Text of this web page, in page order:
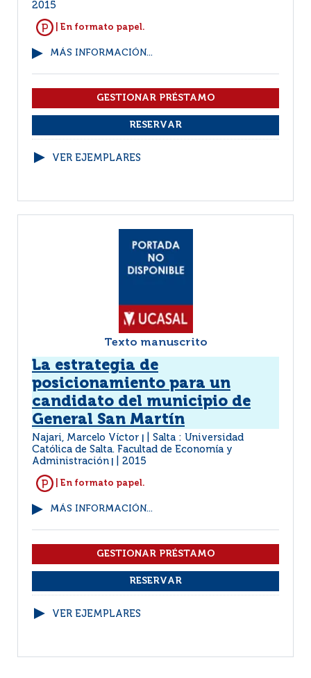
2015
| En formato papel.
MÁS INFORMACIÓN...
VER EJEMPLARES
Texto manuscrito
La estrategia de
posicionamiento para un
candidato del municipio de
General San Martín
Najari, Marcelo Víctor
Salta : Universidad
Católica de Salta. Facultad de Economía y
Administración
2015
| En formato papel.
MÁS INFORMACIÓN...
VER EJEMPLARES